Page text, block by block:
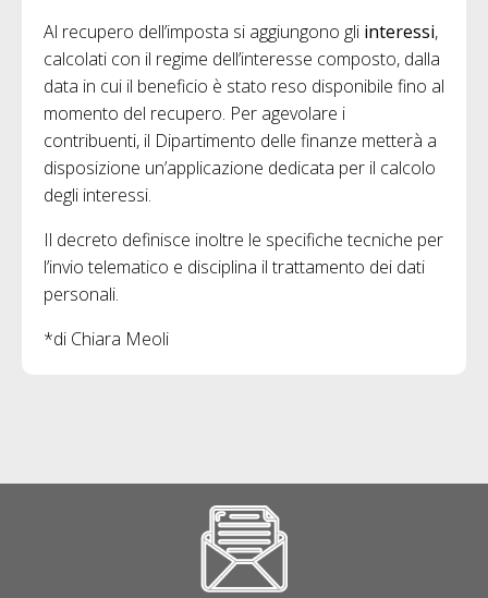
Al recupero dell’imposta si aggiungono gli interessi,
calcolati con il regime dell’interesse composto, dalla
data in cui il beneficio è stato reso disponibile fino al
momento del recupero. Per agevolare i
contribuenti, il Dipartimento delle finanze metterà a
disposizione un’applicazione dedicata per il calcolo
degli interessi.
Il decreto definisce inoltre le specifiche tecniche per
l’invio telematico e disciplina il trattamento dei dati
personali.
*di Chiara Meoli